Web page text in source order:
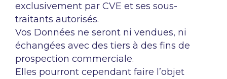
exclusivement par CVE et ses sous-
traitants autorisés.
Vos Données ne seront ni vendues, ni
échangées avec des tiers à des fins de
prospection commerciale.
Elles pourront cependant faire l’objet